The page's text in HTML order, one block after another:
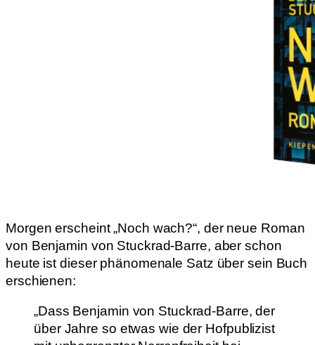
Morgen erscheint „Noch wach?“, der neue Roman
von Benjamin von Stuckrad-Barre, aber schon
heute ist dieser phänomenale Satz über sein Buch
erschienen:
„Dass Benjamin von Stuckrad-Barre, der
über Jahre so etwas wie der Hofpublizist